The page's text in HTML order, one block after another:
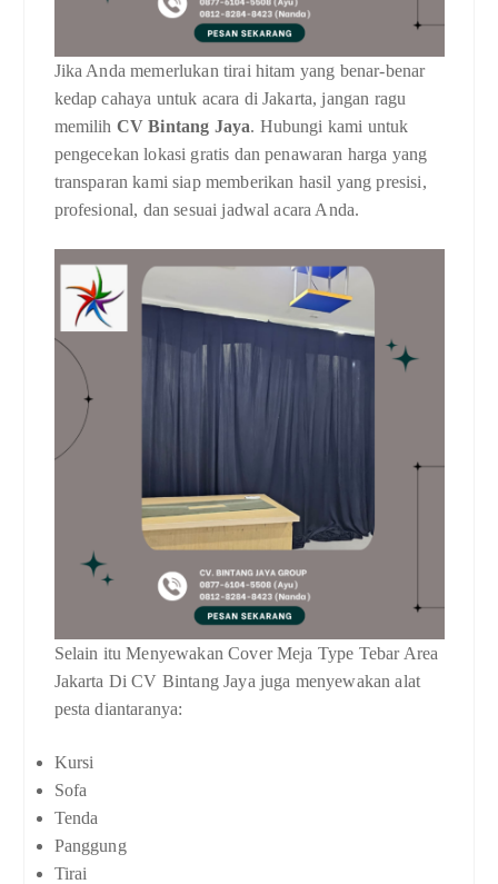
Jika Anda memerlukan tirai hitam yang benar-benar
kedap cahaya untuk acara di Jakarta, jangan ragu
memilih CV Bintang Jaya. Hubungi kami untuk
pengecekan lokasi gratis dan penawaran harga yang
transparan kami siap memberikan hasil yang presisi,
profesional, dan sesuai jadwal acara Anda.
Selain itu Menyewakan Cover Meja Type Tebar Area
Jakarta Di CV Bintang Jaya juga menyewakan alat
pesta diantaranya:
Kursi
Sofa
Tenda
Panggung
Tirai